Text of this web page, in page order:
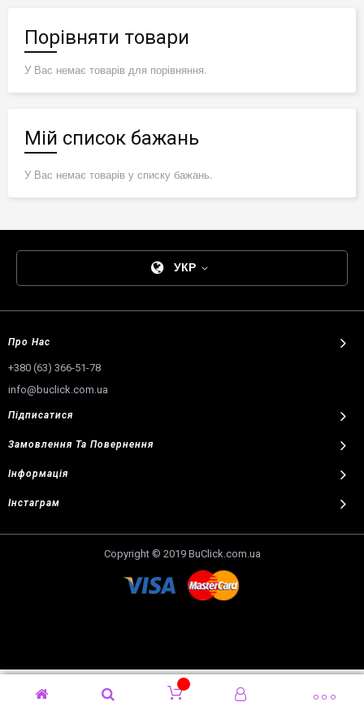
Порівняти товари
У Вас немає товарів для порівняння.
Мій список бажань
У Вас немає товарів у списку бажань.
УКР
Про Нас
+380 (63) 366-51-78
info@buclick.com.ua
Підписатися
Замовлення Та Повернення
Інформація
Інстаграм
Copyright © 2019 BuClick.com.ua